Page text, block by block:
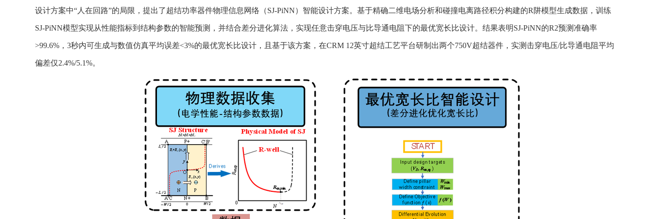
设计方案中“人在回路”的局限，提出了超结功率器件物理信息网络（SJ-PiNN）智能设计方案。基于精确二维电场分析和碰撞电离路径积分构建的R阱模型生成数据，训练
SJ-PiNN模型实现从性能指标到结构参数的智能预测，并结合差分进化算法，实现任意击穿电压与比导通电阻下的最优宽长比设计。结果表明SJ-PiNN的R2预测准确率
>99.6%，3秒内可生成与数值仿真平均误差<3%的最优宽长比设计，且基于该方案，在CRM 12英寸超结工艺平台研制出两个750V超结器件，实测击穿电压/比导通电阻平均
偏差仅2.4%/5.1%。